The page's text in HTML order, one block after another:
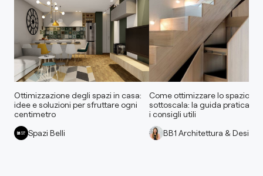
Ottimizzazione degli spazi in casa:
idee e soluzioni per sfruttare ogni
centimetro
Spazi Belli
Come ottimizzare lo spazio
sottoscala: la guida pratica
i consigli utili
BB1 Architettura & Design